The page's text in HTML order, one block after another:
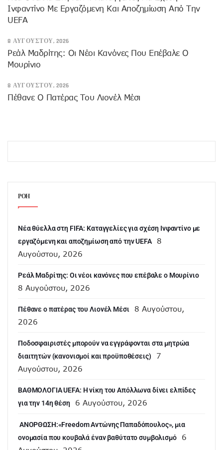
Ινφαντίνο Με Εργαζόμενη Και Αποζημίωση Από Την
UEFA
8 ΑΥΓΟΎΣΤΟΥ, 2026
Ρεάλ Μαδρίτης: Οι Νέοι Κανόνες Που Επέβαλε Ο
Μουρίνιο
8 ΑΥΓΟΎΣΤΟΥ, 2026
Πέθανε Ο Πατέρας Του Λιονέλ Μέσι
ΡΟΗ
Νέα θύελλα στη FIFA: Καταγγελίες για σχέση Ινφαντίνο με
εργαζόμενη και αποζημίωση από την UEFA
8
Αυγούστου, 2026
Ρεάλ Μαδρίτης: Οι νέοι κανόνες που επέβαλε ο Μουρίνιο
8 Αυγούστου, 2026
Πέθανε ο πατέρας του Λιονέλ Μέσι
8 Αυγούστου,
2026
Ποδοσφαιριστές μπορούν να εγγράφονται στα μητρώα
διαιτητών (κανονισμοί και προϋποθέσεις)
7
Αυγούστου, 2026
ΒΑΘΜΟΛΟΓΙΑ UEFA: Η νίκη του Απόλλωνα δίνει ελπίδες
για την 14η θέση
6 Αυγούστου, 2026
ANOΡΘΩΣΗ:«Freedom Αντώνης Παπαδόπουλος», μια
ονομασία που κουβαλά έναν βαθύτατο συμβολισμό
6